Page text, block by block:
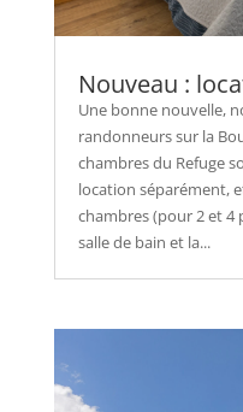
Nouveau :
Une bonne nouvelle,
randonneurs sur la
chambres du Refuge
location séparément,
chambres (pour 2 et 4
salle de bain et la...